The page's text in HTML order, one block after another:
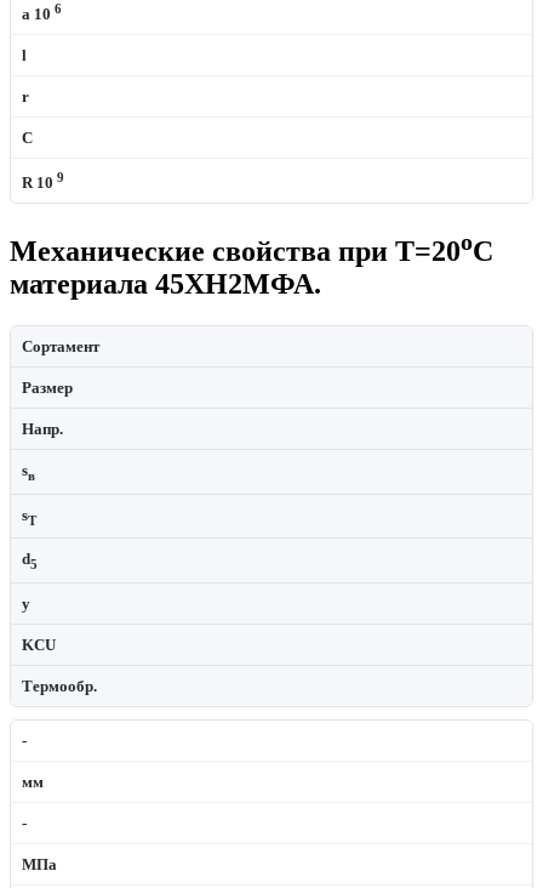
a 10 6
l
r
C
R 10 9
Механические свойства при Т=20oС
материала 45ХН2МФА.
Сортамент
Размер
Напр.
sв
sT
d5
y
KCU
Термообр.
-
мм
-
МПа